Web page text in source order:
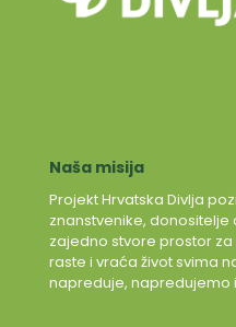
Naša misija
Projekt Hrvatska Divlja
znanstvenike,
zajedno stvore prostor
raste i vraća život svima
napreduje, napredujemo